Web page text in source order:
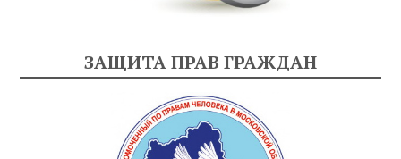
ЗАЩИТА ПРАВ ГРАЖДАН